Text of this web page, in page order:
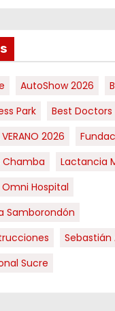
AutoShow 2026
Park
Best Doctors
2026
Chamba
Lactancia
Omni Hospital
Samborondón
Sebastián
Sucre